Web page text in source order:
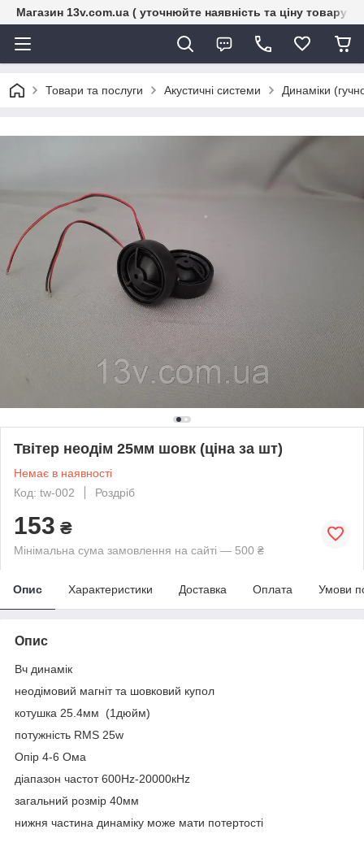
Магазин 13v.com.ua ( уточнюйте наявність та ціну товару
Товари та послуги Акустичні системи Динаміки
Твітер неодім 25мм шовк (ціна за шт)
Немає в наявності
Код: tw-002
Роздріб
153 ₴
Мінімальна сума замовлення на сайті — 500 ₴
Опис Характеристики Доставка Оплата Умови
Опис
Вч динамік
неодімовий магніт та шовковий купол
котушка 25.4мм (1дюйм)
потужність RMS 25w
Опір 4-6 Ома
діапазон частот 600Hz-20000кHz
загальний розмір 40мм
нижня частина динаміку може мати потертості